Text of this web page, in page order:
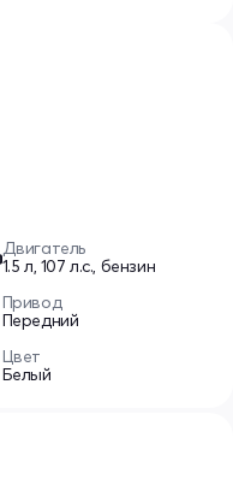
Двигатель
1.5 л, 107 л.с., бензин
Привод
Передний
Цвет
Белый